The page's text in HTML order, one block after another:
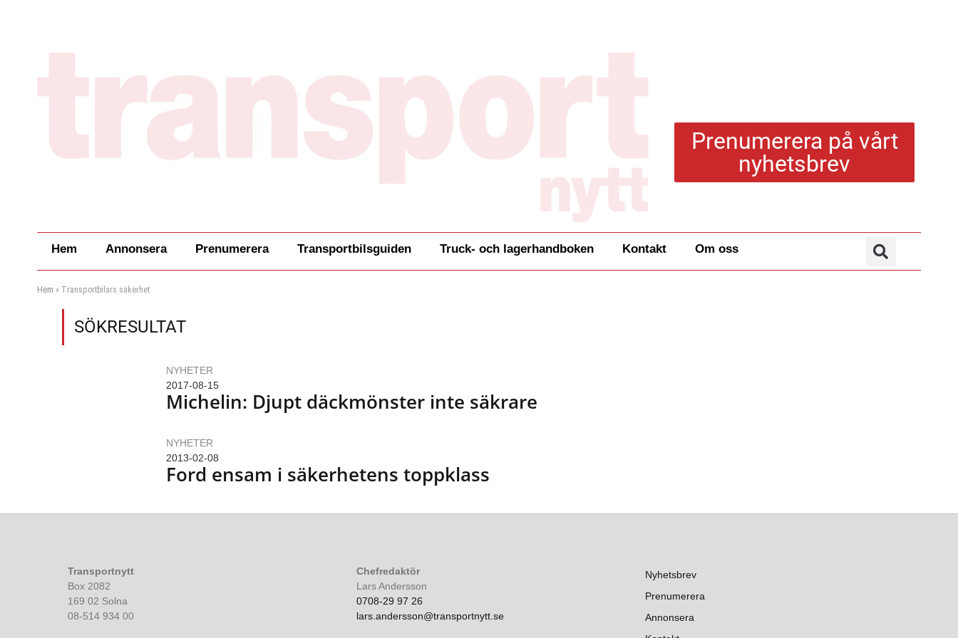
Prenumerera på vårt
nyhetsbrev
Hem Annonsera Prenumerera Transportbilsguiden Truck- och lagerhandboken Kontakt Om oss
Hem » Transportbilars säkerhet
SÖKRESULTAT
NYHETER
2017-08-15
Michelin: Djupt däckmönster inte säkrare
NYHETER
2013-02-08
Ford ensam i säkerhetens toppklass
Transportnytt
Box 2082
169 02 Solna
08-514 934 00
Chefredaktör
Lars Andersson
0708-29 97 26
lars.andersson@transportnytt.se
Nyhetsbrev
Prenumerera
Annonsera